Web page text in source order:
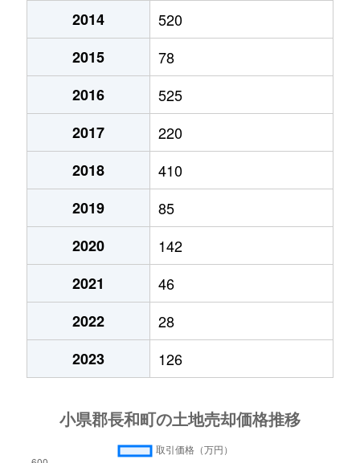
2014
520
2015
78
2016
525
2017
220
2018
410
2019
85
2020
142
2021
46
2022
28
2023
126